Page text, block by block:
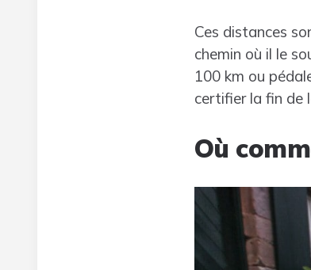
Ces distances
chemin où il le
100 km ou
certifier la fin de
Où